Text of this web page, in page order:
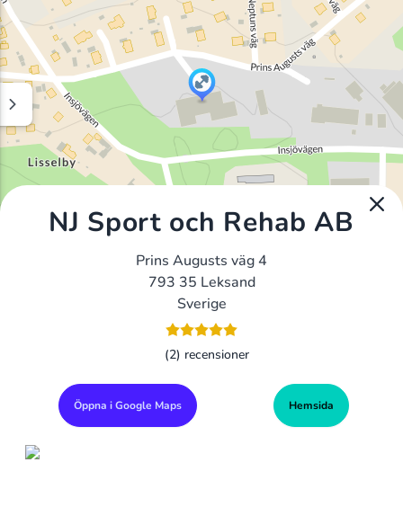
NJ Sport och Rehab AB
Prins Augusts väg 4
793 35 Leksand
Sverige
(2) recensioner
Öppna i Google Maps Hemsida